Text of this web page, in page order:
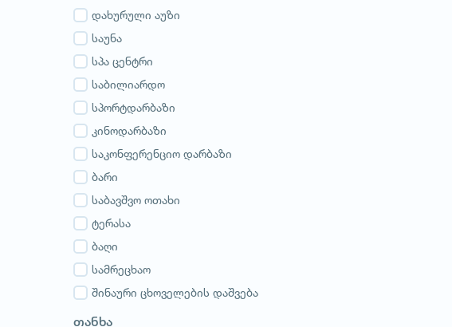
სვანეთი
რაჭა-ლეჩხუმი
აჭარა
დახურული აუზი
საუნა
სპა ცენტრი
საბილიარდო
სპორტდარბაზი
კინოდარბაზი
საკონფერენციო დარბაზი
ბარი
საბავშვო ოთახი
ტერასა
ბაღი
სამრეცხაო
შინაური ცხოველების დაშვება
თანხა